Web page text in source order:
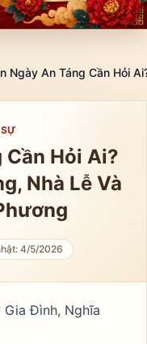
Ngày An Táng Cần Hỏi
Cần Hỏi Ai?
Nhà Lễ Và
4/5/2026
Gia Đình, Nghĩa